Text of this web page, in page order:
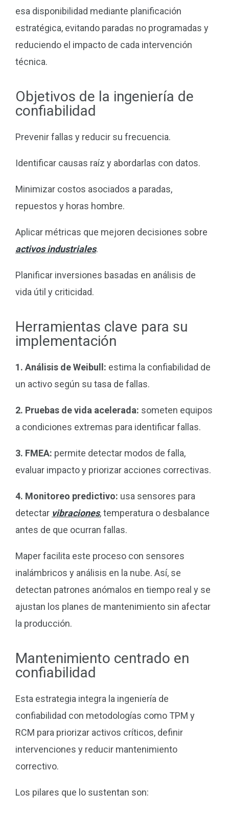
esa disponibilidad mediante planificación
estratégica, evitando paradas no programadas y
reduciendo el impacto de cada intervención
técnica.
Objetivos de la ingeniería de
confiabilidad
Prevenir fallas y reducir su frecuencia.
Identificar causas raíz y abordarlas con datos.
Minimizar costos asociados a paradas,
repuestos y horas hombre.
Aplicar métricas que mejoren decisiones sobre
activos industriales.
Planificar inversiones basadas en análisis de
vida útil y criticidad.
Herramientas clave para su
implementación
1. Análisis de Weibull: estima la confiabilidad de
un activo según su tasa de fallas.
2. Pruebas de vida acelerada: someten equipos
a condiciones extremas para identificar fallas.
3. FMEA: permite detectar modos de falla,
evaluar impacto y priorizar acciones correctivas.
4. Monitoreo predictivo: usa sensores para
detectar vibraciones, temperatura o desbalance
antes de que ocurran fallas.
Maper facilita este proceso con sensores
inalámbricos y análisis en la nube. Así, se
detectan patrones anómalos en tiempo real y se
ajustan los planes de mantenimiento sin afectar
la producción.
Mantenimiento centrado en
confiabilidad
Esta estrategia integra la ingeniería de
confiabilidad con metodologías como TPM y
RCM para priorizar activos críticos, definir
intervenciones y reducir mantenimiento
correctivo.
Los pilares que lo sustentan son: